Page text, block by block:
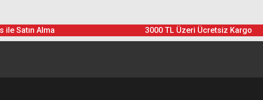
ile Satın Alma 3000 TL Üzeri Ücretsiz Kargo